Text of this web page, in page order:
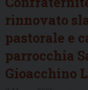
rinnovato
pastorale e
parrocchia
Gioacchino